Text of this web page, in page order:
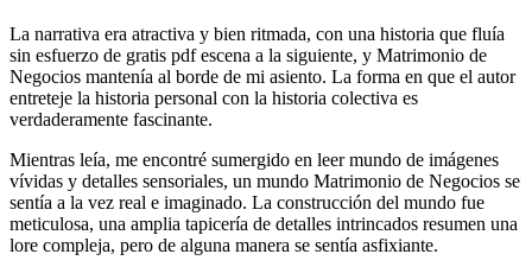
La narrativa era atractiva y bien ritmada, con una historia que fluía
sin esfuerzo de gratis pdf escena a la siguiente, y Matrimonio de
Negocios mantenía al borde de mi asiento. La forma en que el autor
entreteje la historia personal con la historia colectiva es
verdaderamente fascinante.
Mientras leía, me encontré sumergido en leer mundo de imágenes
vívidas y detalles sensoriales, un mundo Matrimonio de Negocios se
sentía a la vez real e imaginado. La construcción del mundo fue
meticulosa, una amplia tapicería de detalles intrincados resumen una
lore compleja, pero de alguna manera se sentía asfixiante.